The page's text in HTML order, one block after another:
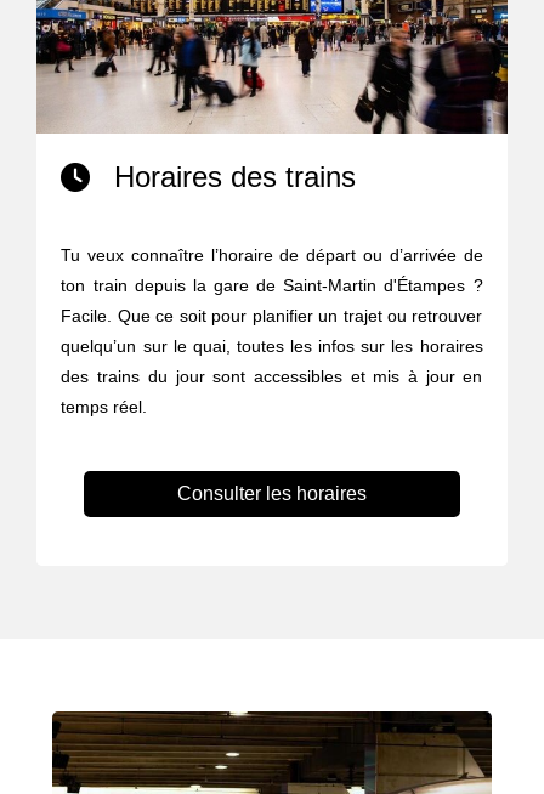
Horaires des trains
Tu veux connaître l’horaire de départ ou d’arrivée de
ton train depuis la gare de Saint-Martin d'Étampes ?
Facile. Que ce soit pour planifier un trajet ou retrouver
quelqu’un sur le quai, toutes les infos sur les horaires
des trains du jour sont accessibles et mis à jour en
temps réel.
Consulter les horaires